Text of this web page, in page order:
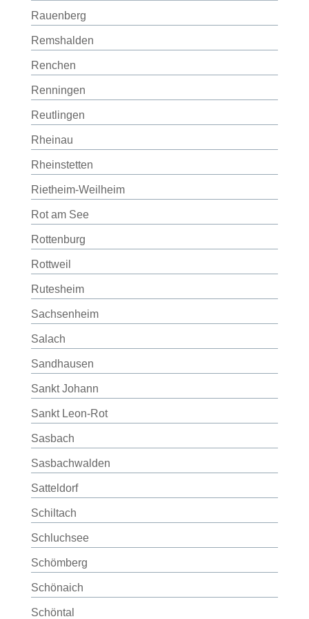
Rauenberg
Remshalden
Renchen
Renningen
Reutlingen
Rheinau
Rheinstetten
Rietheim-Weilheim
Rot am See
Rottenburg
Rottweil
Rutesheim
Sachsenheim
Salach
Sandhausen
Sankt Johann
Sankt Leon-Rot
Sasbach
Sasbachwalden
Satteldorf
Schiltach
Schluchsee
Schömberg
Schönaich
Schöntal